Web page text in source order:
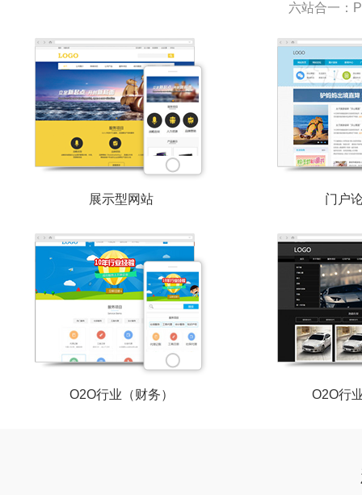
六站合一：
展示型网站 门户
O2O行业（财务） O2O行